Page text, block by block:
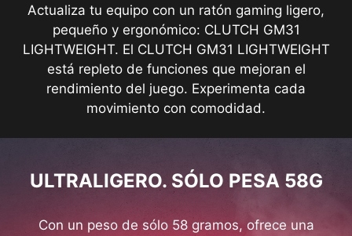
Actualiza tu equipo con un ratón gaming ligero,
pequeño y ergonómico: CLUTCH GM31
LIGHTWEIGHT. El CLUTCH GM31 LIGHTWEIGHT
está repleto de funciones que mejoran el
rendimiento del juego. Experimenta cada
movimiento con comodidad.
ULTRALIGERO. SÓLO PESA 58G
Con un peso de sólo 58 gramos, ofrece una